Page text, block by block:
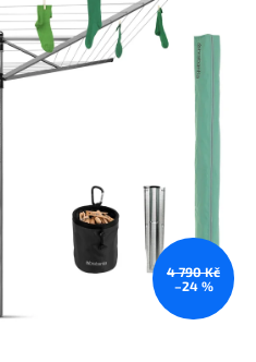
4 790 Kč
–24 %